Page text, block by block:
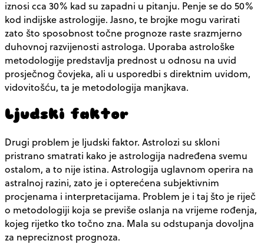
iznosi cca 30% kad su zapadni u pitanju. Penje se do 50%
kod indijske astrologije. Jasno, te brojke mogu varirati
zato što sposobnost točne prognoze raste srazmjerno
duhovnoj razvijenosti astrologa. Uporaba astrološke
metodologije predstavlja prednost u odnosu na uvid
prosječnog čovjeka, ali u usporedbi s direktnim uvidom,
vidovitošću, ta je metodologija manjkava.
Ljudski faktor
Drugi problem je ljudski faktor. Astrolozi su skloni
pristrano smatrati kako je astrologija nadređena svemu
ostalom, a to nije istina. Astrologija uglavnom operira na
astralnoj razini, zato je i opterećena subjektivnim
procjenama i interpretacijama. Problem je i taj što je riječ
o metodologiji koja se previše oslanja na vrijeme rođenja,
kojeg rijetko tko točno zna. Mala su odstupanja dovoljna
za nepreciznost prognoza.